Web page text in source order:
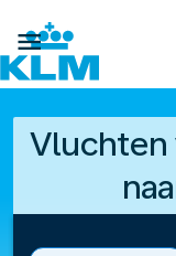

Vluchten